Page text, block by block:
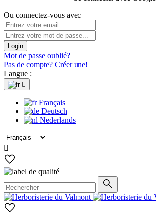
Ou connectez-vous avec
Login
Mot de passe oublié?
Pas de compte? Créer une!
Langue :

Français
Deutsch
Nederlands
